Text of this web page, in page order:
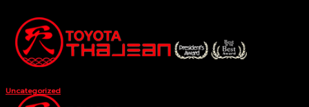
content
Uncategorized